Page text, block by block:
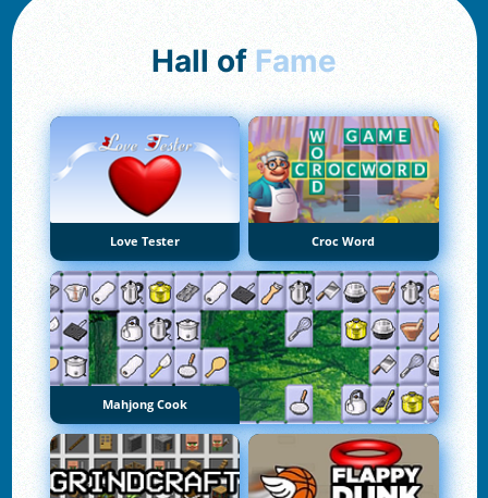
Hall of Fame
Love Tester Croc Word
Mahjong Cook